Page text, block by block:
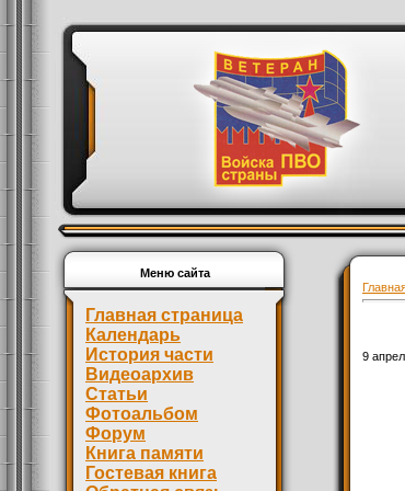
Меню сайта
Главная страница
Календарь
История части
Видеоархив
Статьи
Фотоальбом
Форум
Книга памяти
Гостевая книга
9